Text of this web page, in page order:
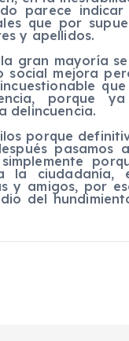
parece
que por
y apellidos.
gran mayoría
mejora
porque
delincuencia.
porque
pasamos
ciudadanía,
y amigos, por
del